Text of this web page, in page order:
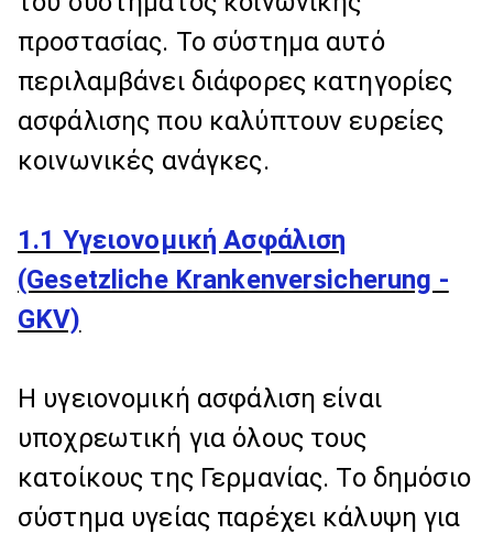
προστασίας. Το σύστημα αυτό
περιλαμβάνει διάφορες κατηγορίες
ασφάλισης που καλύπτουν ευρείες
κοινωνικές ανάγκες.
1.1 Υγειονομική Ασφάλιση
(Gesetzliche Krankenversicherung -
GKV)
Η υγειονομική ασφάλιση είναι
υποχρεωτική για όλους τους
κατοίκους της Γερμανίας. Το δημόσιο
σύστημα υγείας παρέχει κάλυψη για